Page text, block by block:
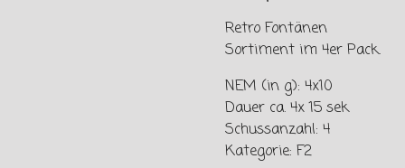
Retro Fontänen
Sortiment im 4er Pack.
NEM (in g): 4x10
Dauer ca. 4x 15 sek
Schussanzahl: 4
Kategorie: F2